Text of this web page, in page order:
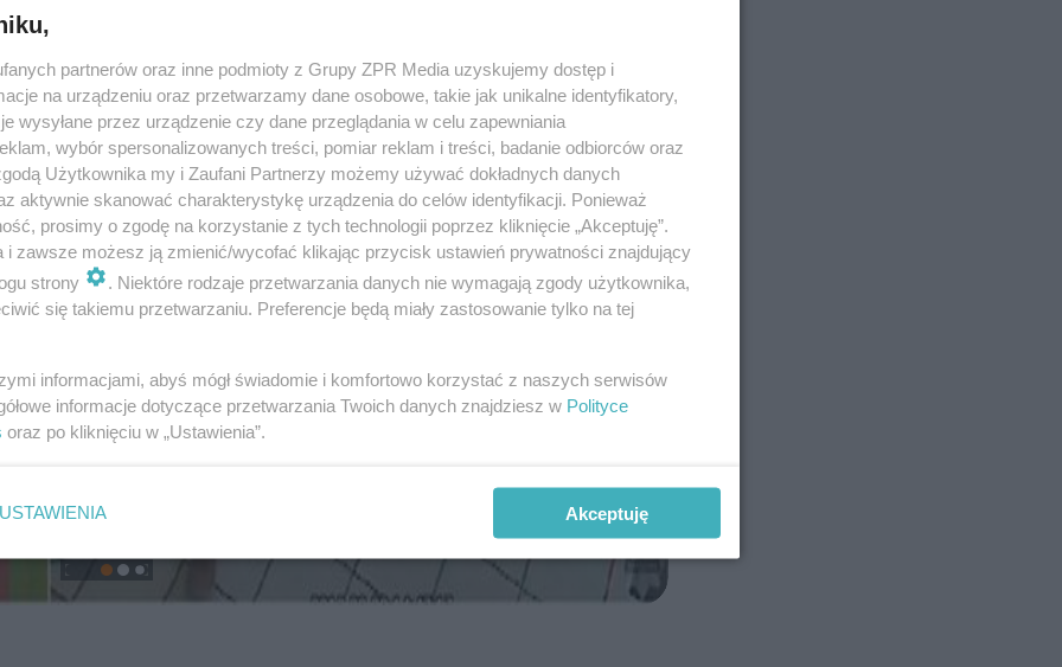
partnerów oraz inne podmioty z Grupy ZPR Media uzyskujemy dostęp i
na urządzeniu oraz przetwarzamy dane osobowe, takie jak unikalne identyfikatory,
wysyłane przez urządzenie czy dane przeglądania w celu zapewniania
wybór spersonalizowanych treści, pomiar reklam i treści, badanie odbiorców oraz
Użytkownika my i Zaufani Partnerzy możemy używać dokładnych danych
aktywnie skanować charakterystykę urządzenia do celów identyfikacji. Ponieważ
prosimy o zgodę na korzystanie z tych technologii poprzez kliknięcie „Akceptuję”.
i zawsze możesz ją zmienić/wycofać klikając przycisk ustawień prywatności znajdujący
strony
. Niektóre rodzaje przetwarzania danych nie wymagają zgody użytkownika,
się takiemu przetwarzaniu. Preferencje będą miały zastosowanie tylko na tej
informacjami, abyś mógł świadomie i komfortowo korzystać z naszych serwisów
informacje dotyczące przetwarzania Twoich danych znajdziesz w Polityce
oraz po kliknięciu w „Ustawienia”.
USTAWIENIA Akceptuję